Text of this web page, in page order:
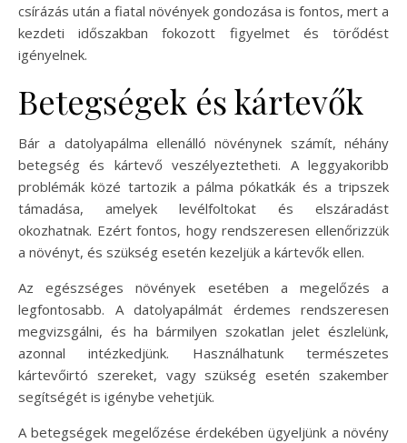
csírázás után a fiatal növények gondozása is fontos, mert a
kezdeti időszakban fokozott figyelmet és törődést
igényelnek.
Betegségek és kártevők
Bár a datolyapálma ellenálló növénynek számít, néhány
betegség és kártevő veszélyeztetheti. A leggyakoribb
problémák közé tartozik a pálma pókatkák és a tripszek
támadása, amelyek levélfoltokat és elszáradást
okozhatnak. Ezért fontos, hogy rendszeresen ellenőrizzük
a növényt, és szükség esetén kezeljük a kártevők ellen.
Az egészséges növények esetében a megelőzés a
legfontosabb. A datolyapálmát érdemes rendszeresen
megvizsgálni, és ha bármilyen szokatlan jelet észlelünk,
azonnal intézkedjünk. Használhatunk természetes
kártevőirtó szereket, vagy szükség esetén szakember
segítségét is igénybe vehetjük.
A betegségek megelőzése érdekében ügyeljünk a növény